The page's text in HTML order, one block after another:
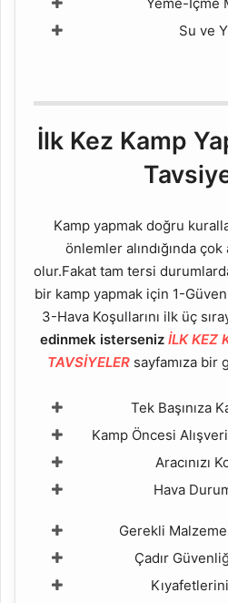
Yeme-İçme
Su ve
İlk Kez Kamp
Kamp yapmak doğru
önlemler alındığında
olur.Fakat tam tersi
bir kamp yapmak için 1-
3-Hava Koşullarını ilk üç
edinmek isterseniz İLK KEZ
TAVSİYELER sayfamıza bir
Tek Başınıza
Kamp Öncesi
Aracınızı
Hava
Gerekli
Çadır